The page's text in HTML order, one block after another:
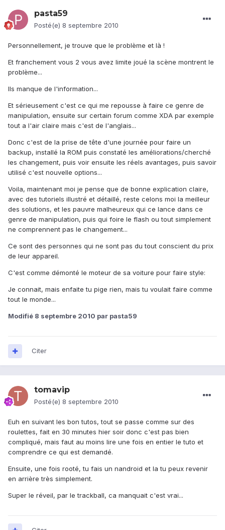
pasta59
Posté(e) 8 septembre 2010
Personnellement, je trouve que le problème et là !
Et franchement vous 2 vous avez limite joué la scène montrent le
problème...
Ils manque de l'information...
Et sérieusement c'est ce qui me repousse à faire ce genre de
manipulation, ensuite sur certain forum comme XDA par exemple
tout a l'air claire mais c'est de l'anglais...
Donc c'est de la prise de tête d'une journée pour faire un
backup, installé la ROM puis constaté les améliorations/cherché
les changement, puis voir ensuite les réels avantages, puis savoir
utilisé c'est nouvelle options...
Voila, maintenant moi je pense que de bonne explication claire,
avec des tutoriels illustré et détaillé, reste celons moi la meilleur
des solutions, et les pauvre malheureux qui ce lance dans ce
genre de manipulation, puis qui foire le flash ou tout simplement
ne comprennent pas le changement...
Ce sont des personnes qui ne sont pas du tout conscient du prix
de leur appareil.
C'est comme démonté le moteur de sa voiture pour faire style:
Je connait, mais enfaite tu pige rien, mais tu voulait faire comme
tout le monde...
Modifié 8 septembre 2010 par pasta59
Citer
tomavip
Posté(e) 8 septembre 2010
Euh en suivant les bon tutos, tout se passe comme sur des
roulettes, fait en 30 minutes hier soir donc c'est pas bien
compliqué, mais faut au moins lire une fois en entier le tuto et
comprendre ce qui est demandé.
Ensuite, une fois rooté, tu fais un nandroid et la tu peux revenir
en arrière très simplement.
Super le réveil, par le trackball, ca manquait c'est vrai...